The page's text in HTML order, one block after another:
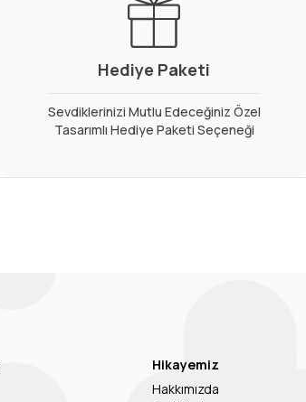
Hediye Paketi
Sevdiklerinizi Mutlu Edeceğiniz Özel
Tasarımlı Hediye Paketi Seçeneği
Hikayemiz
Hakkımızda